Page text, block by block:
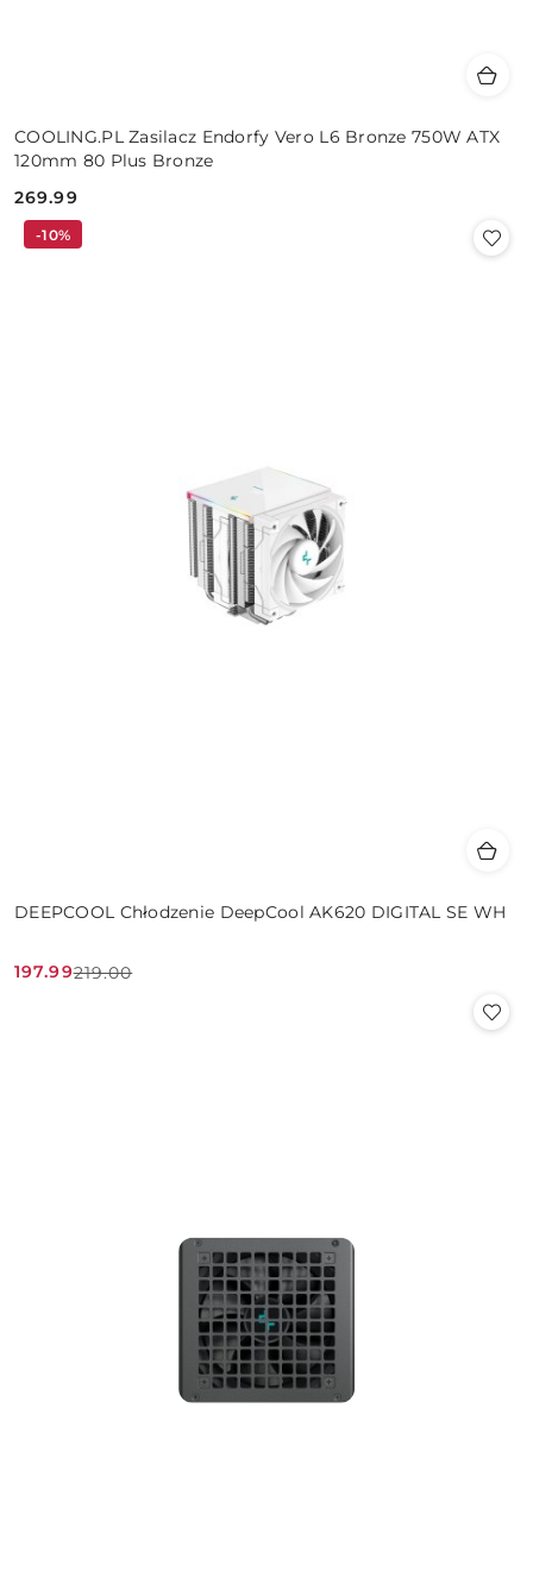
COOLING.PL Zasilacz Endorfy Vero L6 Bronze 750W ATX
120mm 80 Plus Bronze
Cena:
269.99
DEEPCOOL Chłodzenie DeepCool AK620 DIGITAL SE WH
Cena
197.99
Cena
219.00
-10%